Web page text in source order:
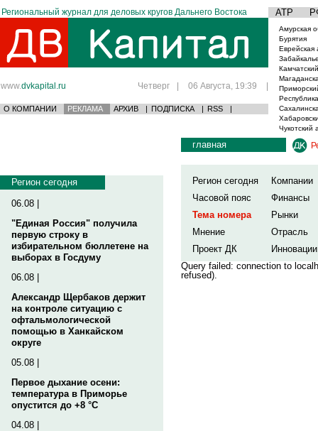
Региональный журнал для деловых кругов Дальнего Востока АТР
www.dvkapital.ru Четверг | 06 Августа, 19:39 |
О КОМПАНИИ РЕКЛАМА АРХИВ | ПОДПИСКА | RSS |
Амурская
Бурятия
Еврейская
Чукотский
Регион сегодня
06.08 |
"Единая Россия" получила
первую строку в
избирательном бюллетене на
выборах в Госдуму
06.08 |
Александр Щербаков держит
на контроле ситуацию с
офтальмологической
помощью в Ханкайском
округе
05.08 |
Первое дыхание осени:
температура в Приморье
опустится до +8 °C
04.08 |
главная
Регион сегодня
Компании
Часовой пояс
Финансы
Тема номера
Рынки
Мнение
Отрасль
Проект ДК
Инновации
Query failed: connection to
refused).